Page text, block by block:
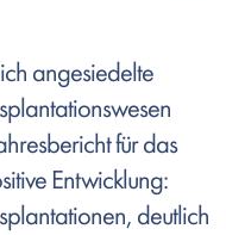
angesiedelte
für das
Entwicklung:
deutlich